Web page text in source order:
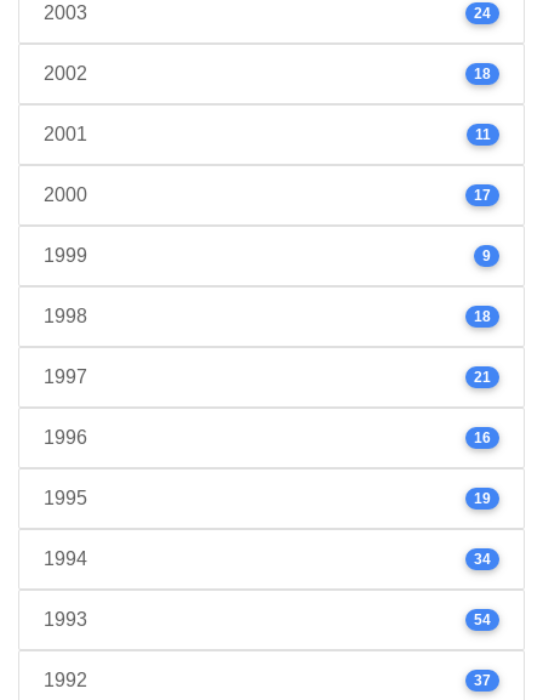
2003 24
2002 18
2001 11
2000 17
1999 9
1998 18
1997 21
1996 16
1995 19
1994 34
1993 54
1992 37